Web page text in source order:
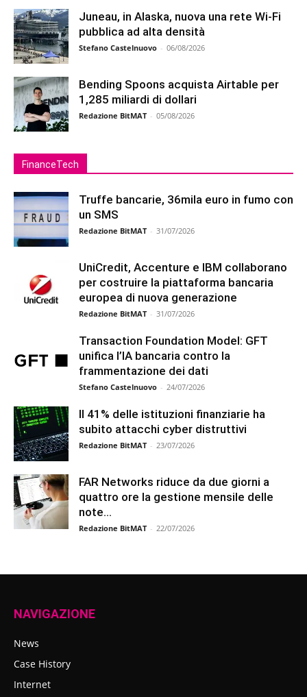
Juneau, in Alaska, nuova una rete Wi-Fi
pubblica ad alta densità
Stefano Castelnuovo - 06/08/2026
Bending Spoons acquista Airtable per
1,285 miliardi di dollari
Redazione BitMAT - 05/08/2026
FinanceTech
Truffe bancarie, 36mila euro in fumo con
un SMS
Redazione BitMAT - 31/07/2026
UniCredit, Accenture e IBM collaborano
per costruire la piattaforma bancaria
europea di nuova generazione
Redazione BitMAT - 31/07/2026
Transaction Foundation Model: GFT
unifica l’IA bancaria contro la
frammentazione dei dati
Stefano Castelnuovo - 24/07/2026
Il 41% delle istituzioni finanziarie ha
subito attacchi cyber distruttivi
Redazione BitMAT - 23/07/2026
FAR Networks riduce da due giorni a
quattro ore la gestione mensile delle
note...
Redazione BitMAT - 22/07/2026
NAVIGAZIONE
News
Case History
Internet